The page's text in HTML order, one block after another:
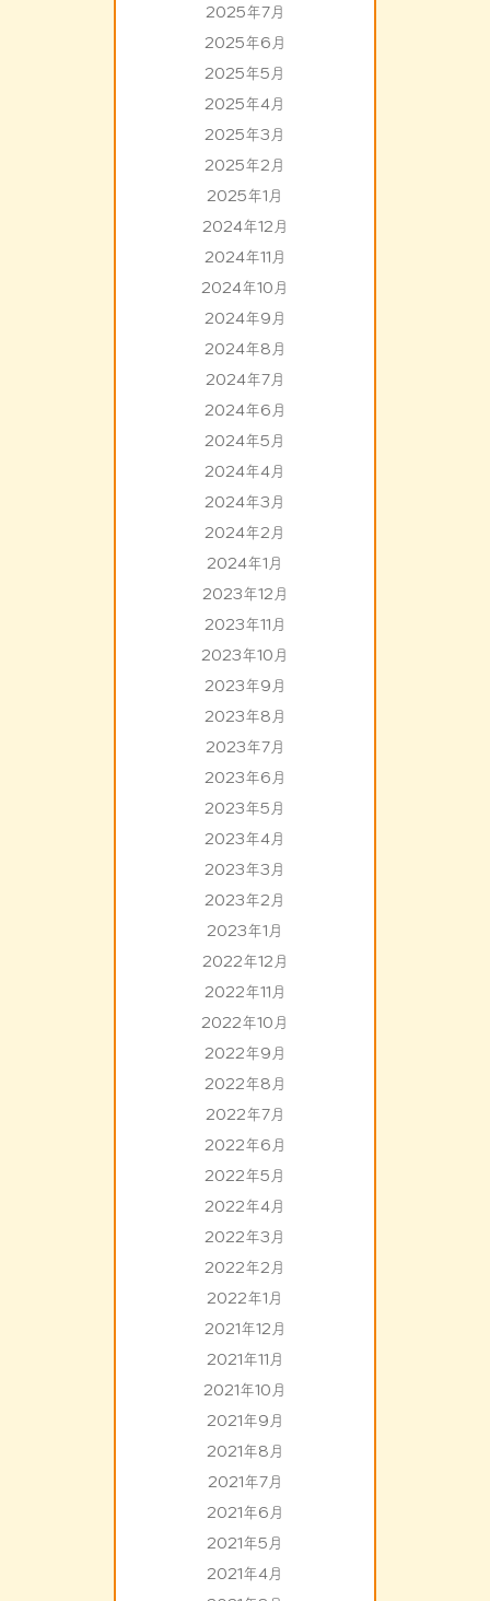
2025年7月
2025年6月
2025年5月
2025年4月
2025年3月
2025年2月
2025年1月
2024年12月
2024年11月
2024年10月
2024年9月
2024年8月
2024年7月
2024年6月
2024年5月
2024年4月
2024年3月
2024年2月
2024年1月
2023年12月
2023年11月
2023年10月
2023年9月
2023年8月
2023年7月
2023年6月
2023年5月
2023年4月
2023年3月
2023年2月
2023年1月
2022年12月
2022年11月
2022年10月
2022年9月
2022年8月
2022年7月
2022年6月
2022年5月
2022年4月
2022年3月
2022年2月
2022年1月
2021年12月
2021年11月
2021年10月
2021年9月
2021年8月
2021年7月
2021年6月
2021年5月
2021年4月